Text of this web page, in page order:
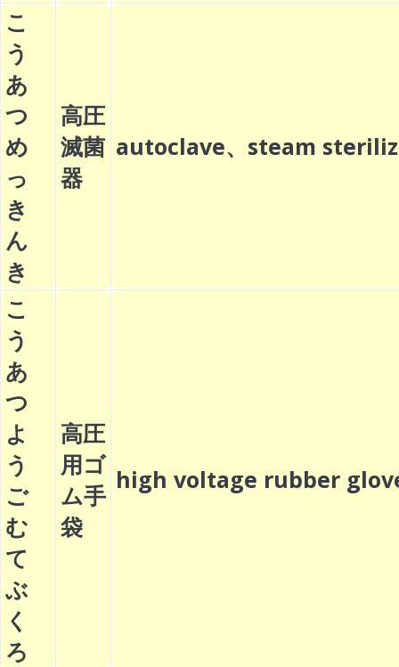
こ
う
あ
つ
め
っ
き
ん
き
高圧
滅菌
器
autoclave、steam
こ
う
あ
つ
よ
う
ご
む
て
ぶ
く
ろ
高圧
用ゴ
ム手
袋
high voltage rubber